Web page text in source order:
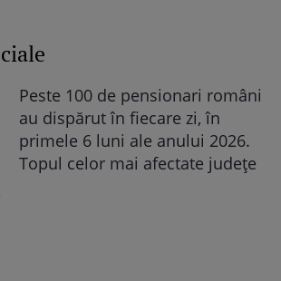
Peste 100 de pensionari români
au dispărut în fiecare zi, în
primele 6 luni ale anului 2026.
Topul celor mai afectate județe